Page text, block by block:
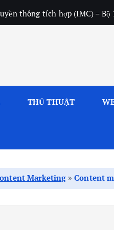
thông tích hợp (IMC) – Bộ
THỦ THUẬT
Marketing»Content